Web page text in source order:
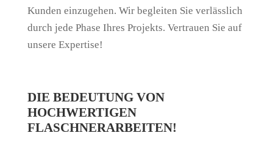
Kunden einzugehen. Wir begleiten Sie verlässlich
durch jede Phase Ihres Projekts. Vertrauen Sie auf
unsere Expertise!
DIE BEDEUTUNG VON
HOCHWERTIGEN
FLASCHNERARBEITEN!